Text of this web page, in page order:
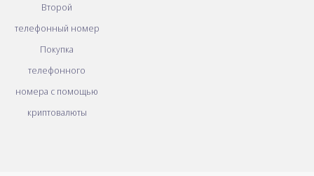
Второй
телефонный номер
Покупка
телефонного
номера с помощью
криптовалюты